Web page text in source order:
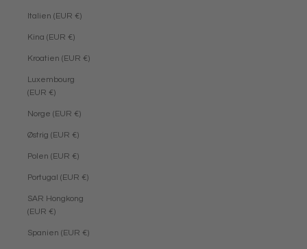
Italien (EUR €)
Kina (EUR €)
Kroatien (EUR €)
Luxembourg
(EUR €)
Norge (EUR €)
Østrig (EUR €)
Polen (EUR €)
Portugal (EUR €)
SAR Hongkong
(EUR €)
Spanien (EUR €)